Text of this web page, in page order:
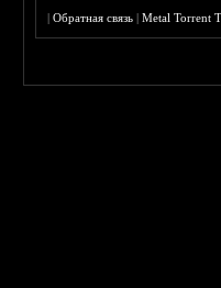
|Обратная связь |Metal Torrent